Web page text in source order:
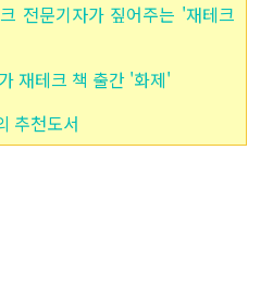
전문기자가 짚어주는 '재테크
재테크 책 출간 '화제'
추천도서